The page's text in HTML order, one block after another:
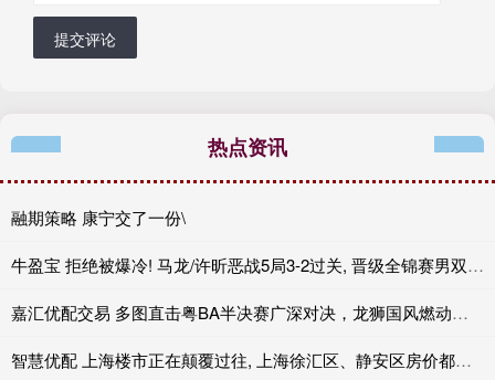
提交评论
热点资讯
融期策略 康宁交了一份\
牛盈宝 拒绝被爆冷! 马龙/许昕恶战5局3-2过关, 晋级全锦赛男双8强冲冠
嘉汇优配交易 多图直击粤BA半决赛广深对决，龙狮国风燃动天体
智慧优配 上海楼市正在颠覆过往, 上海徐汇区、静安区房价都涨了